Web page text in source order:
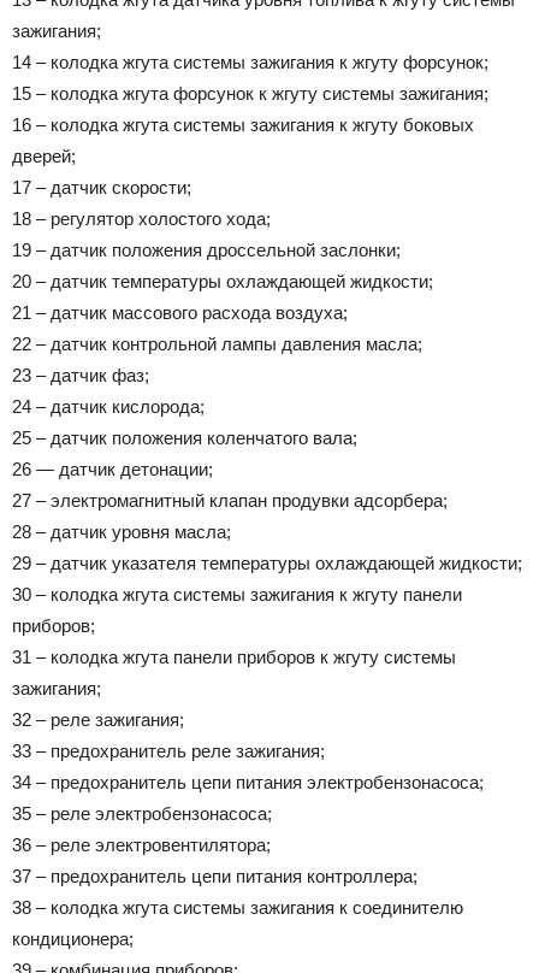
зажигания;
14 – колодка жгута системы зажигания к жгуту форсунок;
15 – колодка жгута форсунок к жгуту системы зажигания;
16 – колодка жгута системы зажигания к жгуту боковых
дверей;
17 – датчик скорости;
18 – регулятор холостого хода;
19 – датчик положения дроссельной заслонки;
20 – датчик температуры охлаждающей жидкости;
21 – датчик массового расхода воздуха;
22 – датчик контрольной лампы давления масла;
23 – датчик фаз;
24 – датчик кислорода;
25 – датчик положения коленчатого вала;
26 — датчик детонации;
27 – электромагнитный клапан продувки адсорбера;
28 – датчик уровня масла;
29 – датчик указателя температуры охлаждающей жидкости;
30 – колодка жгута системы зажигания к жгуту панели
приборов;
31 – колодка жгута панели приборов к жгуту системы
зажигания;
32 – реле зажигания;
33 – предохранитель реле зажигания;
34 – предохранитель цепи питания электробензонасоса;
35 – реле электробензонасоса;
36 – реле электровентилятора;
37 – предохранитель цепи питания контроллера;
38 – колодка жгута системы зажигания к соединителю
кондиционера;